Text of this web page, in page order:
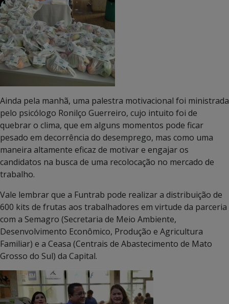
Ainda pela manhã, uma palestra motivacional foi ministrada
pelo psicólogo Ronilço Guerreiro, cujo intuito foi de
quebrar o clima, que em alguns momentos pode ficar
pesado em decorrência do desemprego, mas como uma
maneira altamente eficaz de motivar e engajar os
candidatos na busca de uma recolocação no mercado de
trabalho.
Vale lembrar que a Funtrab pode realizar a distribuição de
600 kits de frutas aos trabalhadores em virtude da parceria
com a Semagro (Secretaria de Meio Ambiente,
Desenvolvimento Econômico, Produção e Agricultura
Familiar) e a Ceasa (Centrais de Abastecimento de Mato
Grosso do Sul) da Capital.